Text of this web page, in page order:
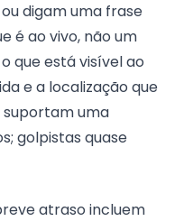
digam uma frase
é ao vivo, não um
que está visível ao
e a localização que
suportam uma
golpistas quase
atraso incluem